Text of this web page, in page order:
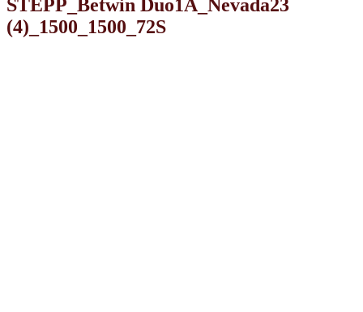
STEPP_Betwin Duo1A_Nevada23
(4)_1500_1500_72S